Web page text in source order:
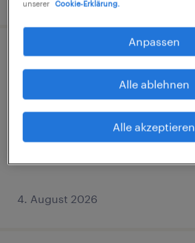
Projektcontroller (m/w/d)
Kiel, Schleswig-Holstein
Arbeitnehmerüberlassung
€72.000 - €84.000 pro Jahr
4. August 2026
unserer
Cookie-Erklärung.
Anpassen
Alle ablehnen
Alle akzeptieren